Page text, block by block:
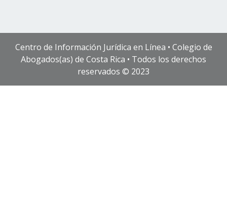
Centro de Información Jurídica en Línea • Colegio de
Abogados(as) de Costa Rica • Todos los derechos
reservados © 2023